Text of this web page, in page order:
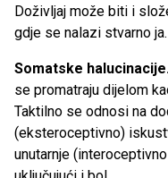
Doživljaj može biti i
gdje se nalazi stvarno ja.
Somatske
se promatraju dijelom
Taktilno se odnosi na
(eksteroceptivno)
unutarnje